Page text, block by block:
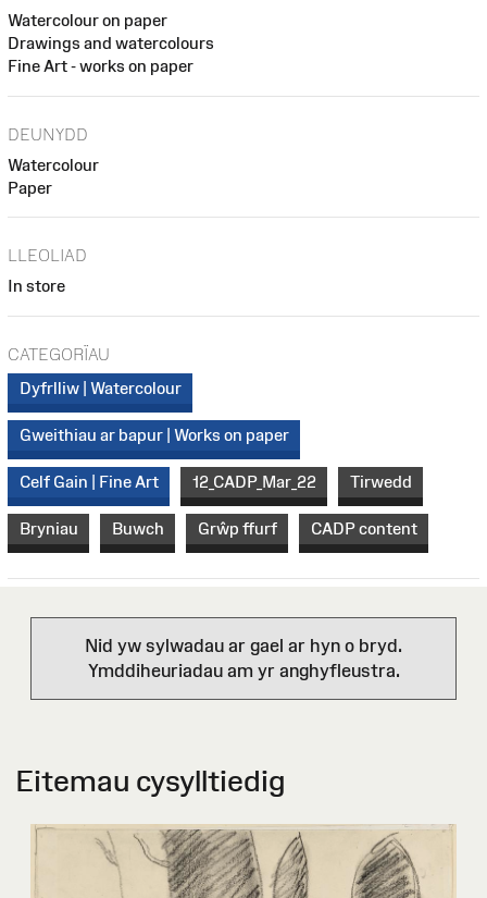
Watercolour on paper
Drawings and watercolours
Fine Art - works on paper
DEUNYDD
Watercolour
Paper
LLEOLIAD
In store
CATEGORÏAU
Dyfrlliw | Watercolour
Gweithiau ar bapur | Works on paper
Celf Gain | Fine Art 12_CADP_Mar_22 Tirwedd
Bryniau Buwch Grŵp ffurf CADP content
Nid yw sylwadau ar gael ar hyn o bryd.
Ymddiheuriadau am yr anghyfleustra.
Eitemau cysylltiedig